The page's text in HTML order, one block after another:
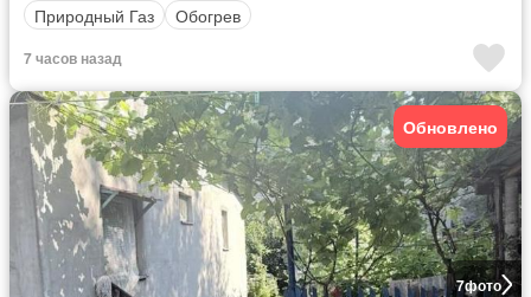
Природный Газ
Обогрев
7 часов назад
7фото
Обновлено